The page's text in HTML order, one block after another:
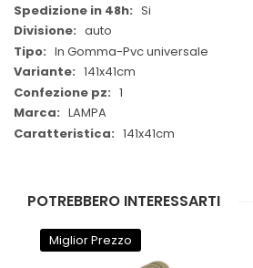
Si
auto
In Gomma-Pvc universale
141x41cm
1
LAMPA
141x41cm
POTREBBERO INTERESSARTI
Miglior Prezzo